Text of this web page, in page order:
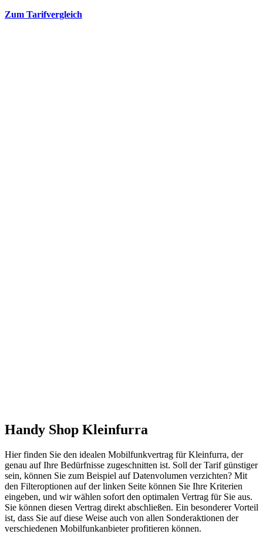
Zum Tarifvergleich
Handy Shop Kleinfurra
Hier finden Sie den idealen Mobilfunkvertrag für Kleinfurra, der
genau auf Ihre Bedürfnisse zugeschnitten ist. Soll der Tarif günstiger
sein, können Sie zum Beispiel auf Datenvolumen verzichten? Mit
den Filteroptionen auf der linken Seite können Sie Ihre Kriterien
eingeben, und wir wählen sofort den optimalen Vertrag für Sie aus.
Sie können diesen Vertrag direkt abschließen. Ein besonderer Vorteil
ist, dass Sie auf diese Weise auch von allen Sonderaktionen der
verschiedenen Mobilfunkanbieter profitieren können.